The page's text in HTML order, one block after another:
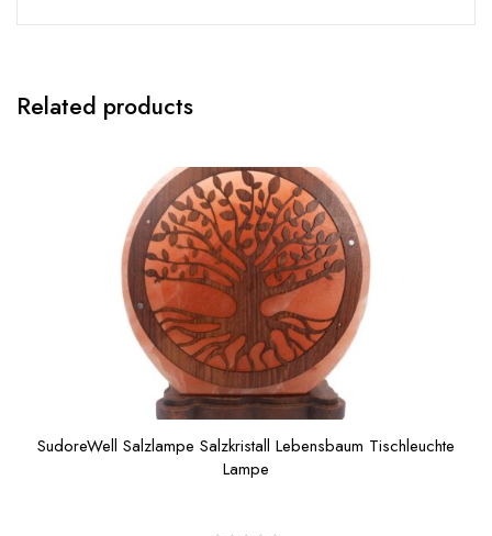
Related products
SudoreWell Salzlampe Salzkristall Lebensbaum Tischleuchte
Lampe